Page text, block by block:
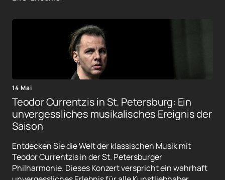
14 Mai
Teodor Currentzis in St. Petersburg: Ein
unvergessliches musikalisches Ereignis der
Saison
Entdecken Sie die Welt der klassischen Musik mit
Teodor Currentzis in der St. Petersburger
Philharmonie. Dieses Konzert verspricht ein wahrhaft